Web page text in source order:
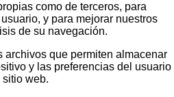
como de terceros, para
y para mejorar nuestros
de su navegación.
archivos que permiten almacenar
y las preferencias del usuario
web.